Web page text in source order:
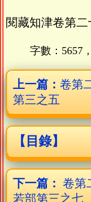
閱藏知津卷第二
字數：5657
上一篇： 卷第
第三之五
【目錄】
下一篇： 卷第
若部第三之七